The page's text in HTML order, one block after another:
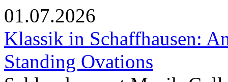
01.07.2026
Klassik in Schaffhausen:
Standing Ovations